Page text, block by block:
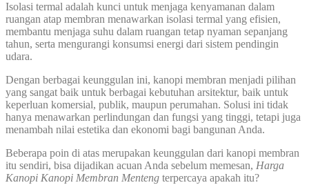
Isolasi termal adalah kunci untuk menjaga kenyamanan dalam
ruangan atap membran menawarkan isolasi termal yang efisien,
membantu menjaga suhu dalam ruangan tetap nyaman sepanjang
tahun, serta mengurangi konsumsi energi dari sistem pendingin
udara.
Dengan berbagai keunggulan ini, kanopi membran menjadi pilihan
yang sangat baik untuk berbagai kebutuhan arsitektur, baik untuk
keperluan komersial, publik, maupun perumahan. Solusi ini tidak
hanya menawarkan perlindungan dan fungsi yang tinggi, tetapi juga
menambah nilai estetika dan ekonomi bagi bangunan Anda.
Beberapa poin di atas merupakan keunggulan dari kanopi membran
itu sendiri, bisa dijadikan acuan Anda sebelum memesan, Harga
Kanopi Kanopi Membran Menteng terpercaya apakah itu?